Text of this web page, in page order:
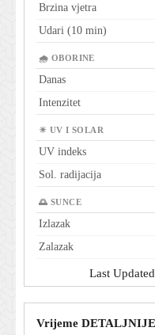
Brzina vjetra
Udari (10 min)
🌧 OBORINE
Danas
Intenzitet
☀ UV I SOLAR
UV indeks
Sol. radijacija
🌅 SUNCE
Izlazak
Zalazak
Last
Vrijeme DETALJNIJE